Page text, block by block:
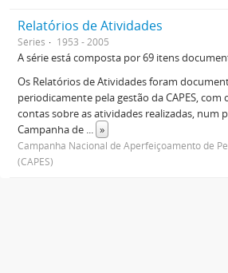
Relatórios de Atividades
Séries 1953 - 2005
A série está composta por 69 itens
Os Relatórios de Atividades foram
periodicamente pela gestão da CAPES,
contas sobre as atividades realizadas, num
Campanha de ... »
Campanha Nacional de Aperfeiçoamento de
(CAPES)